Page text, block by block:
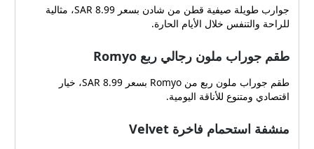
جوارب طويلة صيفية قطن من شادن بسعر 8.99 SAR، مثالية
للراحة والتنفس خلال الأيام الحارة.
طقم جوراب ملون رجالي ربع Romyo
طقم جوراب ملون ربع من Romyo بسعر 8.99 SAR، خيار
اقتصادي ومتنوع للأناقة اليومية.
منشفة استحمام فاخرة Velvet